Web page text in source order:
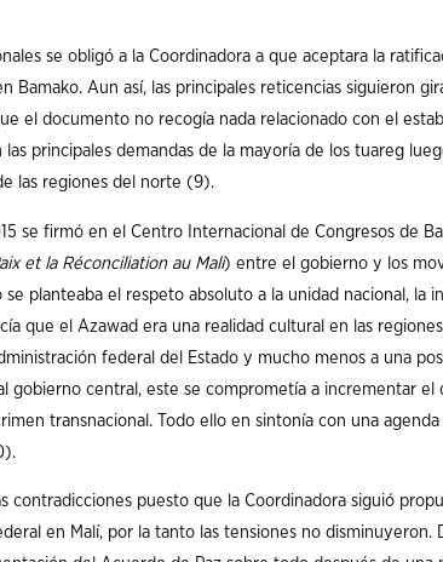
se obligó a la Coordinadora a que aceptara la
Bamako. Aun así, las principales reticencias siguieron
el documento no recogía nada relacionado con el
principales demandas de la mayoría de los tuareg
las regiones del norte (9).
se firmó en el Centro Internacional de Congresos de
et la Réconciliation au Mali) entre el gobierno y los
planteaba el respeto absoluto a la unidad nacional, la
que el Azawad era una realidad cultural en las
federal del Estado y mucho menos a una
gobierno central, este se comprometía a incrementar el
transnacional. Todo ello en sintonía con una
contradicciones puesto que la Coordinadora siguió
en Malí, por la tanto las tensiones no disminuyeron.